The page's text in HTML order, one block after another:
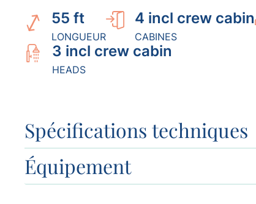
55 ft
LONGUEUR
4 incl crew cabin
CABINES
3 incl crew cabin
HEADS
Spécifications techniques
Équipement